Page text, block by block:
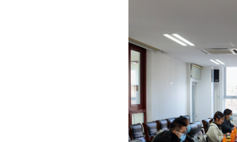
深切缅怀李政道先生